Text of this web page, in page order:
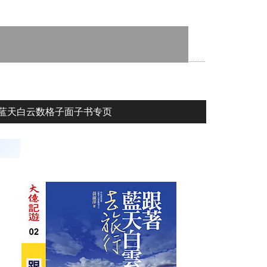
天白云数格子面子书专页